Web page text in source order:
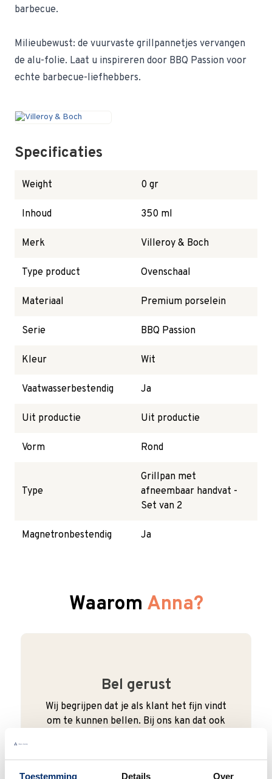
Toestemming Details Over
barbecue.
Milieubewust: de vuurvaste grillpannetjes vervangen
de alu-folie. Laat u inspireren door BBQ Passion voor
echte barbecue-liefhebbers.
Specificaties
Weight 0 gr
Inhoud 350 ml
Merk Villeroy & Boch
Type product Ovenschaal
Materiaal Premium porselein
Serie BBQ Passion
Kleur Wit
Vaatwasserbestendig Ja
Uit productie Uit productie
Vorm Rond
Type
Grillpan met
afneembaar handvat -
Set van 2
Magnetronbestendig Ja
Waarom Anna?
Bel gerust
Wij begrijpen dat je als klant het fijn vindt
om te kunnen bellen. Bij ons kan dat ook